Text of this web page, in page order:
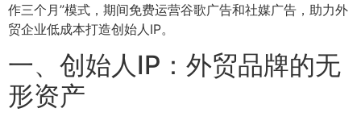
作三个月”模式，期间免费运营谷歌广告和社媒广告，助力外
贸企业低成本打造创始人IP。
一、创始人IP：外贸品牌的无
形资产